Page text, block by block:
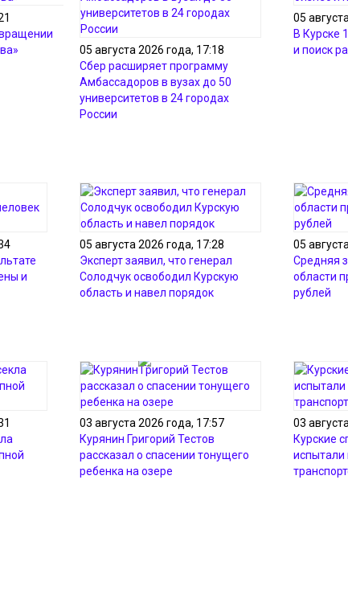
05 августа 2026 года, 17:18
Сбер расширяет программу
Амбассадоров в вузах до 50
университетов в 24 городах
России
05
В Курске
и поиск
и
05 августа 2026 года, 17:28
Эксперт заявил, что генерал
Солодчук освободил Курскую
область и навел порядок
05
Средняя
области
рублей
03 августа 2026 года, 17:57
Курянин Григорий Тестов
рассказал о спасении тонущего
ребенка на озере
03
Курские